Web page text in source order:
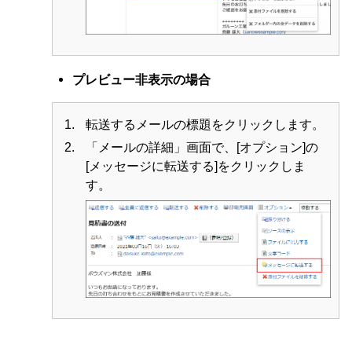
プレビュー非表示の場合
転送するメールの標題をクリックします。
「メールの詳細」画面で、[オプション]の
[メッセージに転送する]をクリックしま
す。